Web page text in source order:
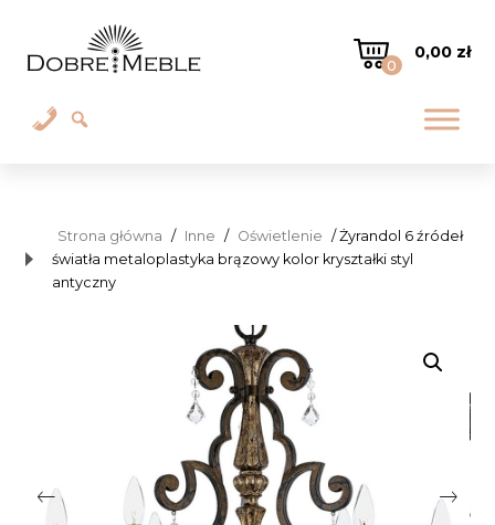
0
0,00 zł
Strona główna / Inne / Oświetlenie / Żyrandol 6 źródeł
światła metaloplastyka brązowy kolor kryształki styl
antyczny